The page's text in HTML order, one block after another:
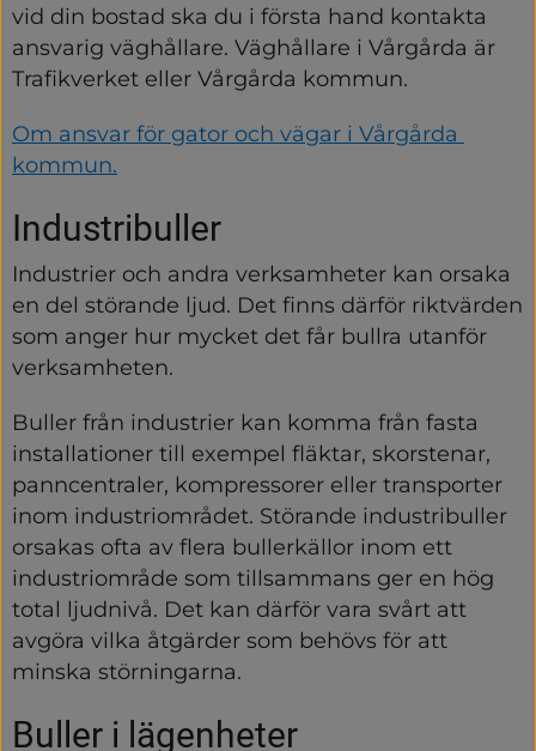
vid din bostad ska du i första hand kontakta
ansvarig väghållare. Väghållare i Vårgårda är
Trafikverket eller Vårgårda kommun.
Om ansvar för gator och vägar i Vårgårda
kommun.
Industribuller
Industrier och andra verksamheter kan orsaka
en del störande ljud. Det finns därför riktvärden
som anger hur mycket det får bullra utanför
verksamheten.
Buller från industrier kan komma från fasta
installationer till exempel fläktar, skorstenar,
panncentraler, kompressorer eller transporter
inom industriområdet. Störande industribuller
orsakas ofta av flera bullerkällor inom ett
industriområde som tillsammans ger en hög
total ljudnivå. Det kan därför vara svårt att
avgöra vilka åtgärder som behövs för att
minska störningarna.
Buller i lägenheter